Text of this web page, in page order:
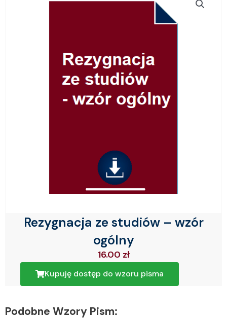
Rezygnacja ze studiów – wzór
ogólny
16.00 zł
Kupuję dostęp do wzoru pisma
Podobne Wzory Pism: